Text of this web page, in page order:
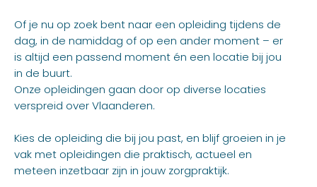
Of je nu op zoek bent naar een opleiding tijdens de
dag, in de namiddag of op een ander moment – er
is altijd een passend moment én een locatie bij jou
in de buurt.
Onze opleidingen gaan door op diverse locaties
verspreid over Vlaanderen.
Kies de opleiding die bij jou past, en blijf groeien in je
vak met opleidingen die praktisch, actueel en
meteen inzetbaar zijn in jouw zorgpraktijk.